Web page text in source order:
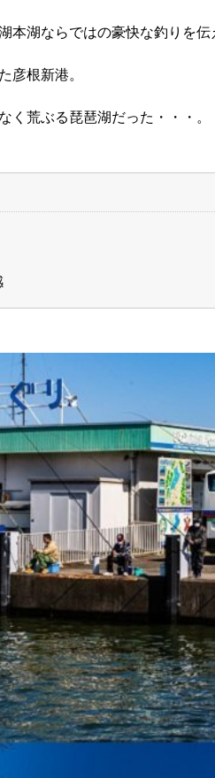
本湖ならではの豪快な釣りを伝
彦根新港。
く荒ぶる琵琶湖だった・・・。